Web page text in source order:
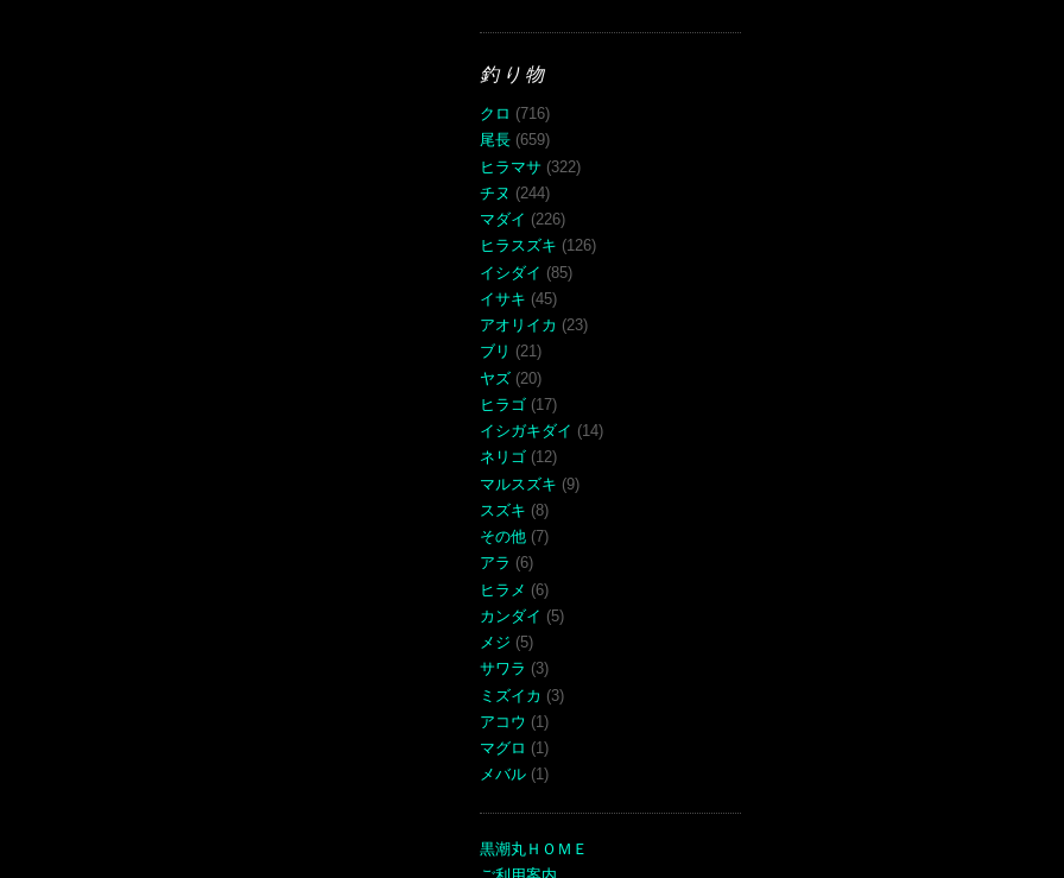
釣り物
クロ (716)
尾長 (659)
ヒラマサ (322)
チヌ (244)
マダイ (226)
ヒラスズキ (126)
イシダイ (85)
イサキ (45)
アオリイカ (23)
ブリ (21)
ヤズ (20)
ヒラゴ (17)
イシガキダイ (14)
ネリゴ (12)
マルスズキ (9)
スズキ (8)
その他 (7)
アラ (6)
ヒラメ (6)
カンダイ (5)
メジ (5)
サワラ (3)
ミズイカ (3)
アコウ (1)
マグロ (1)
メバル (1)
黒潮丸ＨＯＭＥ